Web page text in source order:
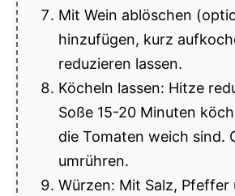
Mit Wein ablöschen
hinzufügen, kurz
reduzieren lassen.
Köcheln lassen: Hitze
Soße 15-20 Minuten
die Tomaten weich sind.
umrühren.
Würzen: Mit Salz, Pfeffer